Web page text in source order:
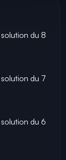
du 8
du 7
du 6